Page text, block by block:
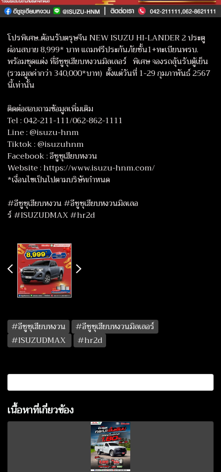
โปรพิเศษ..ต้อนรับตรุษจีน NEW ISUZU HI-LANDER 2 ประตู
ผ่อนสบาย 8,999* บาท แถมฟรีประกันภัยชั้น1+ทะเบียนพรบ.
พร้อมชุดแต่ง ที่อีซูซุเฮียบหงวนมิลเลอร์ พิเศษ จองรถลุ้นรับตู้เย็น
(รวมมูลค่ากว่า 340,000*บาท) ตั้งแต่วันที่ 1-29 กุมภาพันธ์ 2567
นี้เท่านั้น
ติดต่อสอบถามข้อมูลเพิ่มเติม
Tel : 042-211-111/062-862-1111
Line : @isuzu-hnm
Tiktok : @isuzuhnm
Facebook : อีซูซุเฮียบหงวน
Website : https://www.isuzu-hnm.com/
*เงื่อนไขเป็นไปตามบริษัทกำหนด
#อีซูซุเฮียบหงวน #อีซูซุเฮียบหงวนมิลเลอ
ร์ #ISUZUDMAX #hr2d
#อีซูซุเฮียบหงวน
#อีซูซุเฮียบหงวนมิลเลอร์
#ISUZUDMAX
#hr2d
เนื้อหาที่เกี่ยวข้อง